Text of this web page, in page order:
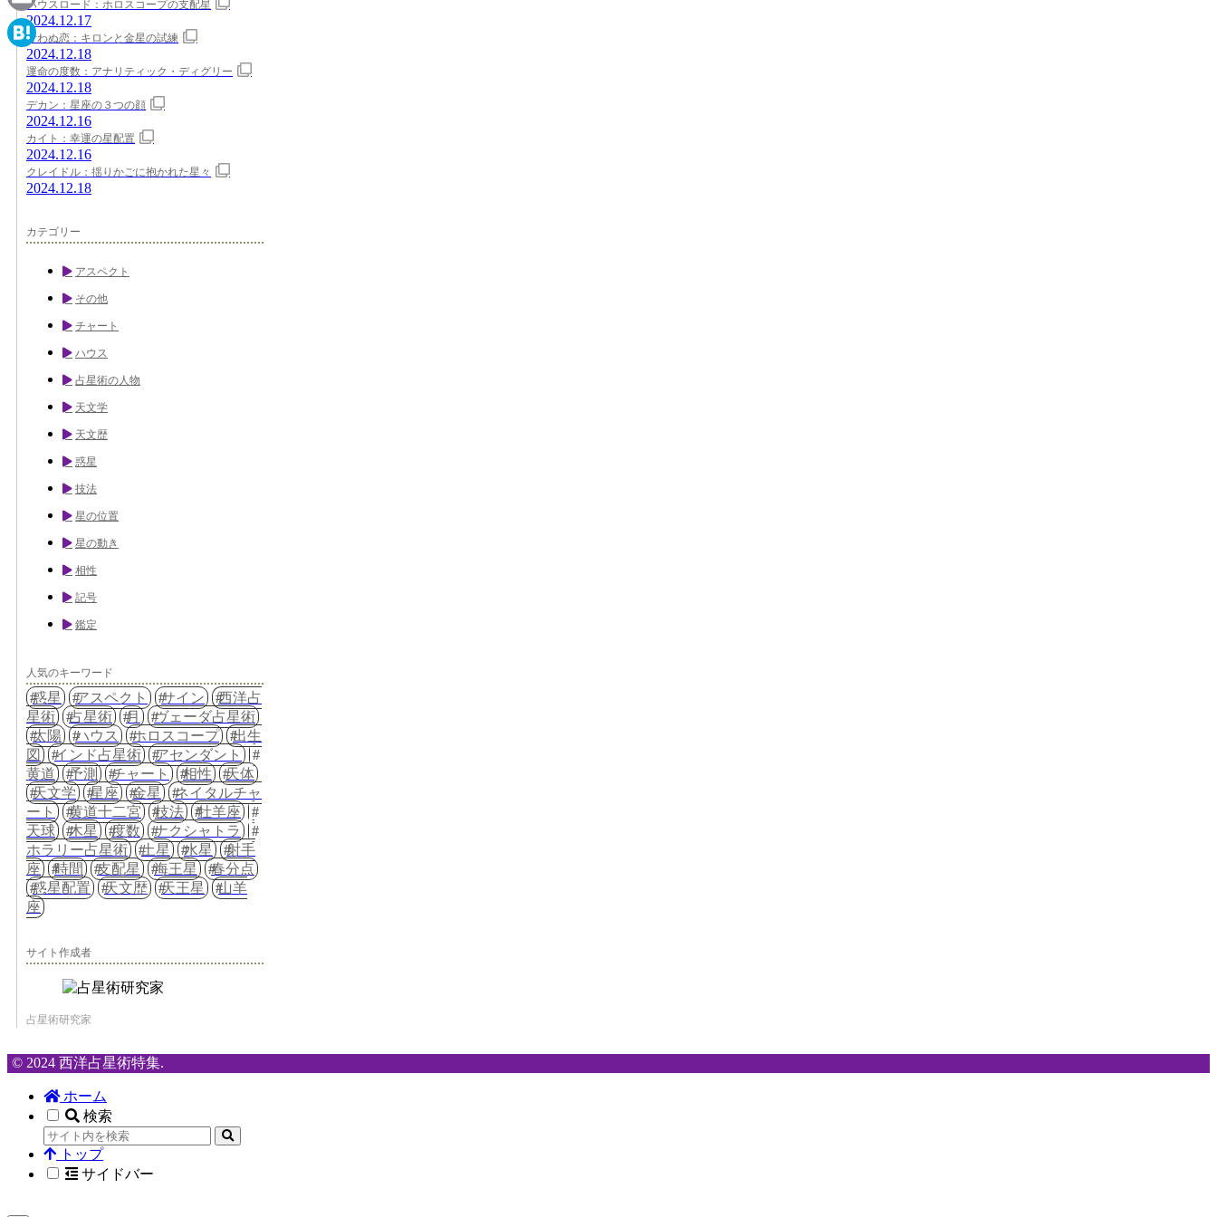
ハウスロード：ホロスコープの支配星
2024.12.17
叶わぬ恋：キロンと金星の試練
2024.12.18
運命の度数：アナリティック・ディグリー
2024.12.18
デカン：星座の３つの顔
2024.12.16
カイト：幸運の星配置
2024.12.16
クレイドル：揺りかごに抱かれた星々
2024.12.18
カテゴリー
アスペクト
その他
チャート
ハウス
占星術の人物
天文学
天文歴
惑星
技法
星の位置
星の動き
相性
記号
鑑定
人気のキーワード
惑星 アスペクト サイン
西洋占
星術
占星術 月
ヴェーダ占星術
太陽
ハウス ホロスコープ
出生
図
インド占星術
アセンダント
黄道
予測 チャート 相性
天体
天文学
星座 金星
ネイタルチャ
ート
黄道十二宮 技法
牡羊座
天球
木星 度数
ナクシャトラ
ホラリー占星術
土星 水星
射手
座
時間 支配星 海王星
春分点
惑星配置
天文歴 天王星
山羊
座
サイト作成者
占星術研究家
© 2024 西洋占星術特集.
ホーム
検索
トップ
サイドバー
Email
Hatena